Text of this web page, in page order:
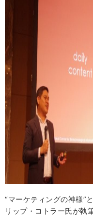
“マーケティングの神様”
リップ・コトラー氏が執